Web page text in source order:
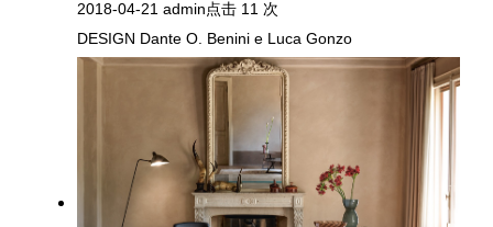
2018-04-21 admin点击 11 次
DESIGN Dante O. Benini e Luca Gonzo